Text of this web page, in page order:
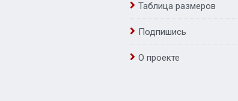
Таблица размеров
Подпишись
О проекте